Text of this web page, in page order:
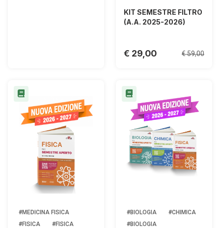
KIT SEMESTRE FILTRO
(A.A. 2025-2026)
€ 29,00 € 59,00
#MEDICINA FISICA
#FISICA
#FISICA
#BIOLOGIA
#CHIMICA
#BIOLOGIA